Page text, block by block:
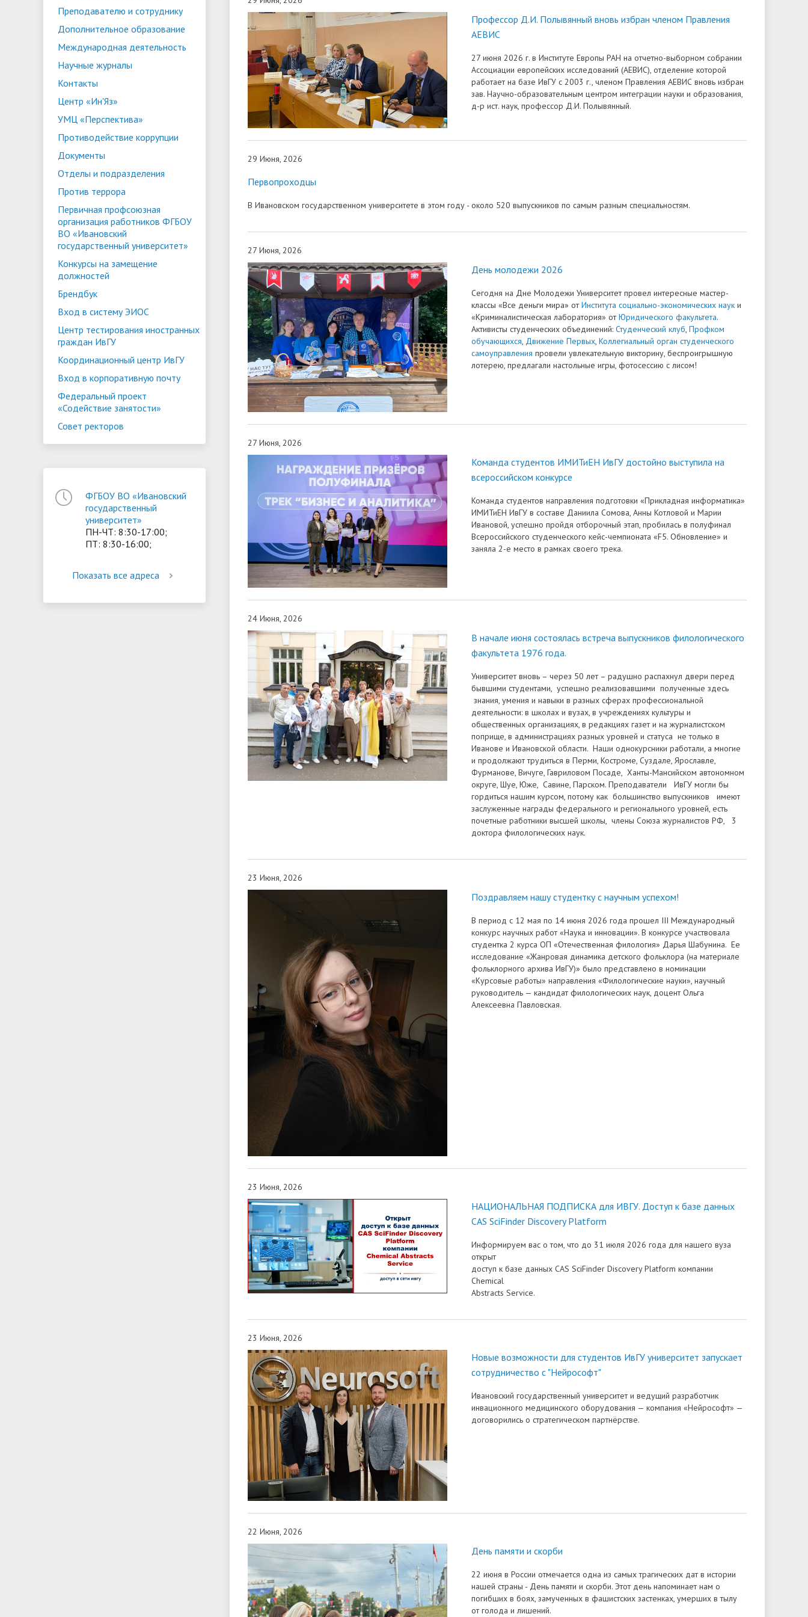
организация работников ФГБОУ ВО
университет»
• Конкурсы на замещение
должностей
• Брендбук • Вход в систему ЭИОС
• Центр тестирования
иностранных граждан ИвГУ
• Координационный центр ИвГУ
• Вход в корпоративную почту
• Федеральный проект
«Содействие занятости»
трудоустройству выпускников
победителей олимпиад
• Олимпиада "Большие надежды
малых городов"
ориентации и содействия
трудоустройству выпускников
«Карьера»
грантах
• Дистанционные занятия для
иностранных студентов
• Страница добра
финансового просвещения ИвГУ
• Платные образовательные услуги
• Стипендии и меры поддержки
обучающихся
• Платные образовательные услуги
• Финансово-хозяйственная
деятельность
• Вакантные места для приёма
• Абитуриенту
• Международное сотрудничество
• Внутренняя система оценки
качества образования
• Руководство
• Педагогический состав
• Организация питания в
образовательной организации
Преподавателю и сотруднику
Дополнительное образование
Международная деятельность
Научные журналы
Контакты
Центр «Ин'Яз»
УМЦ «Перспектива»
Противодействие коррупции
Документы
Отделы и подразделения
Против террора
Первичная профсоюзная
организация работников ФГБОУ
ВО «Ивановский
государственный университет»
Конкурсы на замещение
должностей
Брендбук
Вход в систему ЭИОС
Центр тестирования иностранных
граждан ИвГУ
Координационный центр ИвГУ
Вход в корпоративную почту
Федеральный проект
«Содействие занятости»
Совет ректоров
ФГБОУ ВО «Ивановский
государственный
университет»
ПН-ЧТ: 8:30-17:00;
ПТ: 8:30-16:00;
Показать все адреса
Профессор Д.И. Полывянный вновь избран членом Правления
АЕВИС
27 июня 2026 г. в Институте Европы РАН на отчетно-выборном собрании
Ассоциации европейских исследований (АЕВИС), отделение которой
работает на базе ИвГУ с 2003 г., членом Правления АЕВИС вновь избран
зав. Научно-образовательным центром интеграции науки и образования,
д-р ист. наук, профессор Д.И. Полывянный.
29 Июня, 2026
Первопроходцы
В Ивановском государственном университете в этом году - около 520 выпускников по самым разным специальностям.
27 Июня, 2026
День молодежи 2026
Сегодня на Дне Молодежи Университет провел интересные мастер-
классы «Все деньги мира» отИнститута социально-экономических наук и
«Криминалистическая лаборатория» отЮридического факультета.
Активисты студенческих объединений: Студенческий клуб, Профком
обучающихся, Движение Первых, Коллегиальный орган студенческого
самоуправления провели увлекательную викторину, беспроигрышную
лотерею, предлагали настольные игры, фотосессию с лисом!
27 Июня, 2026
Команда студентов ИМИТиЕН ИвГУ достойно выступила на
всероссийском конкурсе
Команда студентов направления подготовки «Прикладная информатика»
ИМИТиЕН ИвГУ в составе Даниила Сомова, Анны Котловой и Марии
Ивановой, успешно пройдя отборочный этап, пробилась в полуфинал
Всероссийского студенческого кейс-чемпионата «F5. Обновление» и
заняла 2-е место в рамках своего трека.
24 Июня, 2026
В начале июня состоялась встреча выпускников филологического
факультета 1976 года.
Университет вновь – через 50 лет – радушно распахнул двери перед
бывшими студентами, успешно реализовавшими полученные здесь
знания, умения и навыки в разных сферах профессиональной
деятельности: в школах и вузах, в учреждениях культуры и
общественных организациях, в редакциях газет и на журналистском
поприще, в администрациях разных уровней и статуса не только в
Иванове и Ивановской области. Наши однокурсники работали, а многие
и продолжают трудиться в Перми, Костроме, Суздале, Ярославле,
Фурманове, Вичуге, Гавриловом Посаде, Ханты-Мансийском автономном
округе, Шуе, Юже, Савине, Парском. Преподаватели ИвГУ могли бы
гордиться нашим курсом, потому как большинство выпускников имеют
заслуженные награды федерального и регионального уровней, есть
почетные работники высшей школы, члены Союза журналистов РФ, 3
доктора филологических наук.
23 Июня, 2026
Поздравляем нашу студентку с научным успехом!
В период с 12 мая по 14 июня 2026 года прошел III Международный
конкурс научных работ «Наука и инновации». В конкурсе участвовала
студентка 2 курса ОП «Отечественная филология» Дарья Шабунина. Ее
исследование «Жанровая динамика детского фольклора (на материале
фольклорного архива ИвГУ)» было представлено в номинации
«Курсовые работы» направления «Филологические науки», научный
руководитель — кандидат филологических наук, доцент Ольга
Алексеевна Павловская.
23 Июня, 2026
НАЦИОНАЛЬНАЯ ПОДПИСКА для ИВГУ. Доступ к базе данных
CAS SciFinder Discovery Platform
Информируем вас о том, что до 31 июля 2026 года для нашего вуза
открыт
доступ к базе данных CAS SciFinder Discovery Platform компании
Chemical
Abstracts Service.
23 Июня, 2026
Новые возможности для студентов ИвГУ университет запускает
сотрудничество с "Нейрософт"
Ивановский государственный университет и ведущий разработчик
инвационного медицинского оборудования — компания «Нейрософт» —
договорились о стратегическом партнёрстве.
22 Июня, 2026
День памяти и скорби
22 июня в России отмечается одна из самых трагических дат в истории
нашей страны - День памяти и скорби. Этот день напоминает нам о
погибших в боях, замученных в фашистских застенках, умерших в тылу
от голода и лишений.